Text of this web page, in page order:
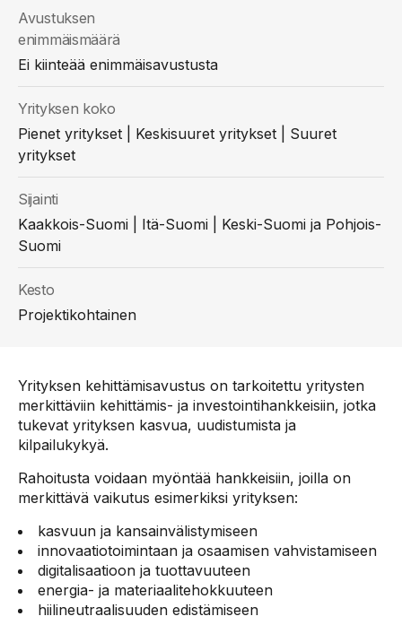
Yrityksen kehittämisavustus on tarkoitettu yritysten
merkittäviin kehittämis- ja investointihankkeisiin, jotka
tukevat yrityksen kasvua, uudistumista ja
kilpailukykyä.
Rahoitusta voidaan myöntää hankkeisiin, joilla on
merkittävä vaikutus esimerkiksi yrityksen:
kasvuun ja kansainvälistymiseen
innovaatiotoimintaan ja osaamisen vahvistamiseen
digitalisaatioon ja tuottavuuteen
energia- ja materiaalitehokkuuteen
hiilineutraalisuuden edistämiseen
Avustuksen
enimmäismäärä
Ei kiinteää enimmäisavustusta
Yrityksen koko
Pienet yritykset | Keskisuuret yritykset | Suuret
yritykset
Sijainti
Kaakkois-Suomi | Itä-Suomi | Keski-Suomi ja Pohjois-
Suomi
Kesto
Projektikohtainen